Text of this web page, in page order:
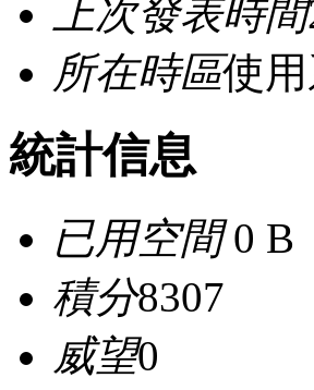
上次發表時間
所在時區使
統計信息
已用空間0 B
積分8307
威望0